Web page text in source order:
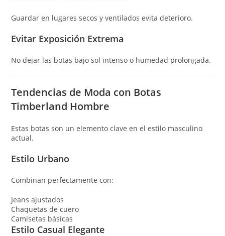
Guardar en lugares secos y ventilados evita deterioro.
Evitar Exposición Extrema
No dejar las botas bajo sol intenso o humedad prolongada.
Tendencias de Moda con Botas
Timberland Hombre
Estas botas son un elemento clave en el estilo masculino
actual.
Estilo Urbano
Combinan perfectamente con:
Jeans ajustados
Chaquetas de cuero
Camisetas básicas
Estilo Casual Elegante